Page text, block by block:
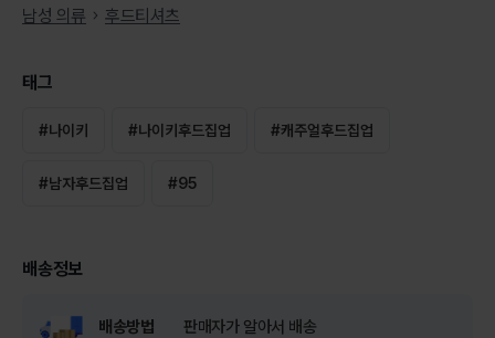
남성 의류
후드티셔츠
태그
#나이키 #나이키후드집업 #캐주얼후드집업
#남자후드집업 #95
배송정보
배송방법 판매자가 알아서 배송